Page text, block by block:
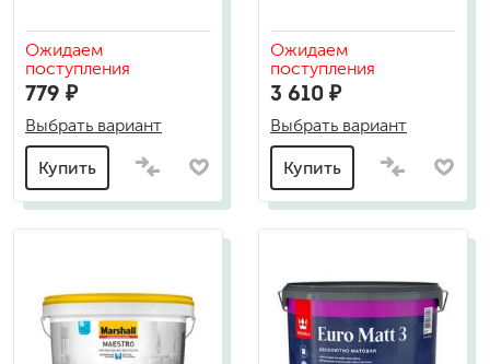
Ожидаем
поступления
779 ₽
Выбрать вариант
Купить
Ожидаем
поступления
3 610 ₽
Выбрать вариант
Купить